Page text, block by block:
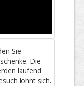
Sie
Die
laufend
lohnt sich.